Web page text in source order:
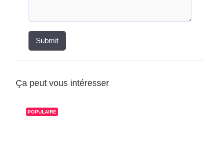
Submit
Ça peut vous intéresser
POPULAIRE